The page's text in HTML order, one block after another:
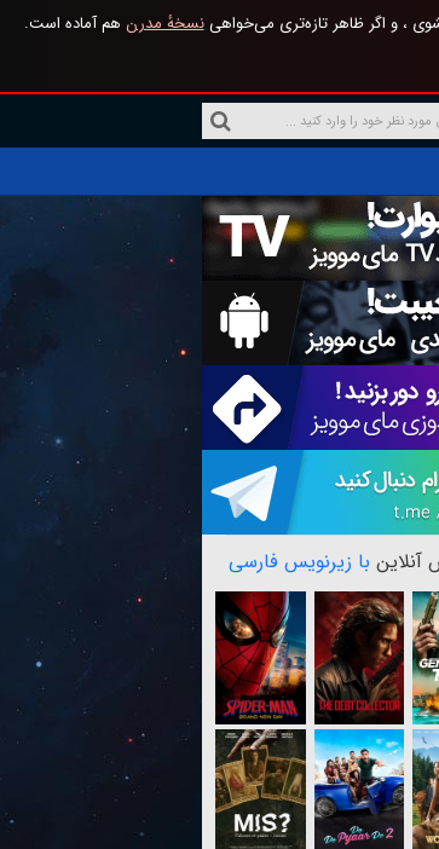
، و اگر ظاهر تازه‌تری می‌خواهینسخهٔ مدرن هم آماده است.
با زیرنویس فارسی